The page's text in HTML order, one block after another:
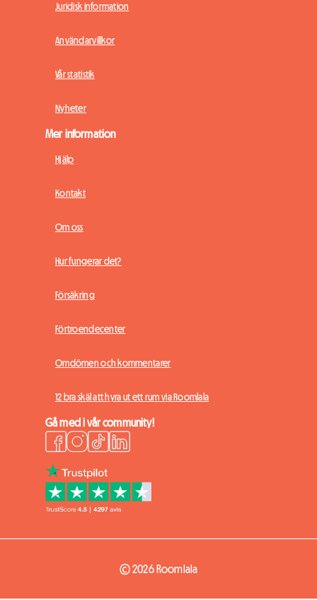
Juridisk information
Användarvillkor
Vår statistik
Nyheter
Mer information
Hjälp
Kontakt
Om oss
Hur fungerar det?
Försäkring
Förtroendecenter
Omdömen och kommentarer
12 bra skäl att hyra ut ett rum via Roomlala
Gå med i vår community!
© 2026 Roomlala